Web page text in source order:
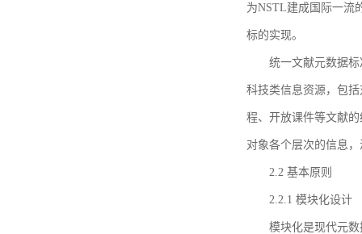
为NSTL建成国际一流
标的实现。
统一文献元数据
科技类信息资源，包
程、开放课件等文献
对象各个层次的信息
2.2 基本原则
2.2.1 模块化设计
模块化是现代元